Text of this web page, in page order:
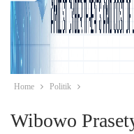
Home Politik
Wibowo